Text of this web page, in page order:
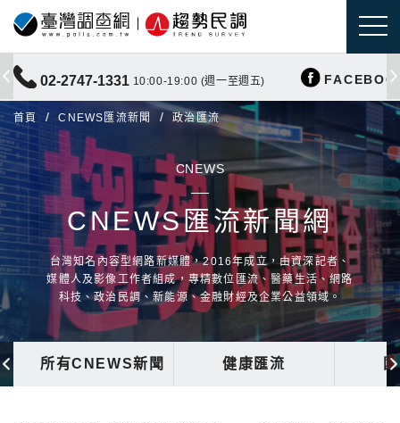
02-2747-1331 10:00-19:00 (週一至週五)
首頁 CNEWS匯流新聞 政治匯流
CNEWS
CNEWS匯流新聞網
台灣知名內容型網路新媒體，2016年成立，由資深記者、
媒體人及影像工作者組成，專精數位匯流、醫藥生活、網路
科技、政治民調、新能源、金融財經及企業公益領域。
所有CNEWS新聞 健康匯流